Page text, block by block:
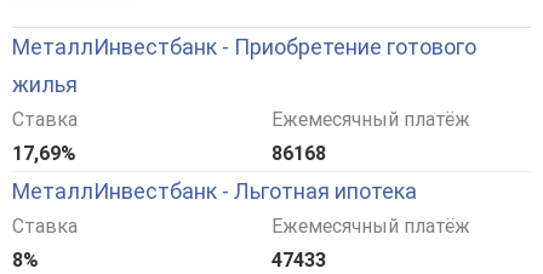
МеталлИнвестбанк - Приобретение готового
жилья
Ставка
17,69%
Ежемесячный платёж
86168
МеталлИнвестбанк - Льготная ипотека
Ставка
8%
Ежемесячный платёж
47433